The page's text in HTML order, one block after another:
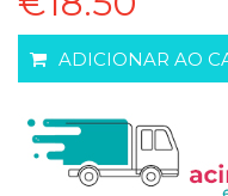
ADICIONAR AO